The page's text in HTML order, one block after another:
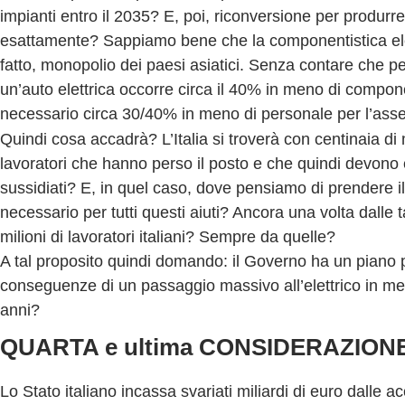
impianti entro il 2035? E, poi, riconversione per
esattamente? Sappiamo bene che la componentistica
fatto, monopolio dei paesi asiatici. Senza contare che
un’auto elettrica occorre circa il 40% in meno di
necessario circa 30/40% in meno di personale per
Quindi cosa accadrà? L’Italia si troverà con centinaia di
lavoratori che hanno perso il posto e che quindi devono
sussidiati? E, in quel caso, dove pensiamo di prendere
necessario per tutti questi aiuti? Ancora una volta dalle
milioni di lavoratori italiani? Sempre da quelle?
A tal proposito quindi domando: il Governo ha un piano
conseguenze di un passaggio massivo all’elettrico in
anni?
QUARTA e ultima
Lo Stato italiano incassa svariati miliardi di euro dalle